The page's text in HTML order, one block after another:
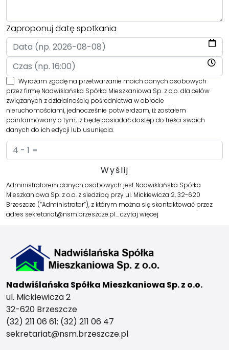
Zaproponuj datę spotkania
Wyrażam zgodę na przetwarzanie moich danych osobowych
przez firmę Nadwiślańska Spółka Mieszkaniowa Sp. z o.o. dla celów
związanych z działalnością pośrednictwa w obrocie
nieruchomościami, jednocześnie potwierdzam, iż zostałem
poinformowany o tym, iż będę posiadać dostęp do treści swoich
danych do ich edycji lub usunięcia.
Administratorem danych osobowych jest Nadwiślańska Spółka
Mieszkaniowa Sp. z o.o. z siedzibą przy ul. Mickiewicza 2, 32-620
Brzeszcze (“Administrator”), z którym można się skontaktować przez
adres sekretariat@nsm.brzeszcze.pl…czytaj więcej
Nadwiślańska Spółka Mieszkaniowa Sp. z o.o.
ul. Mickiewicza 2
32-620 Brzeszcze
(32) 211 06 61; (32) 211 06 47
sekretariat@nsm.brzeszcze.pl